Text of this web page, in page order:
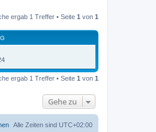
ergab 1 Treffer • Seite 1 von 1
ergab 1 Treffer • Seite 1 von 1
Gehe zu
Alle Zeiten sind UTC+02:00